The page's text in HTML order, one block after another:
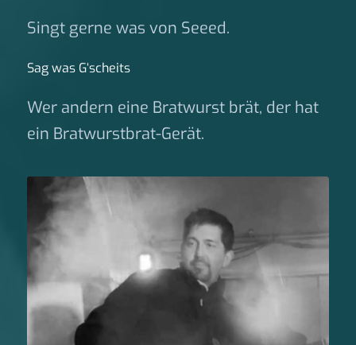
Singt gerne was von Seeed.
Sag was G‘scheits
Wer andern eine Bratwurst brät, der hat
ein Bratwurstbrat-Gerät.